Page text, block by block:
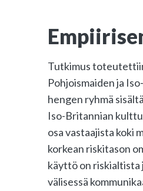
Tutkimus
Pohjoismaiden ja
hengen ryhmä
Iso-Britannian
osa vastaajista koki
korkean riskitason
käyttö on riskialtista
välisessä